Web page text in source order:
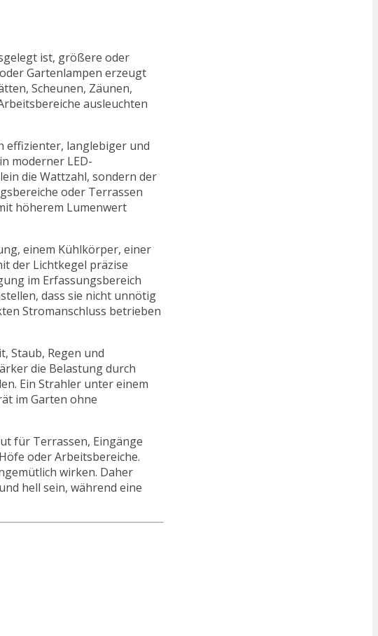
ist, größere oder
Gartenlampen erzeugt
Scheunen, Zäunen,
ausleuchten
effizienter, langlebiger und
moderner LED-
die Wattzahl, sondern der
oder Terrassen
höherem Lumenwert
einem Kühlkörper, einer
der Lichtkegel präzise
im Erfassungsbereich
dass sie nicht unnötig
Stromanschluss betrieben
Staub, Regen und
die Belastung durch
Ein Strahler unter einem
im Garten ohne
für Terrassen, Eingänge
oder Arbeitsbereiche.
wirken. Daher
hell sein, während eine